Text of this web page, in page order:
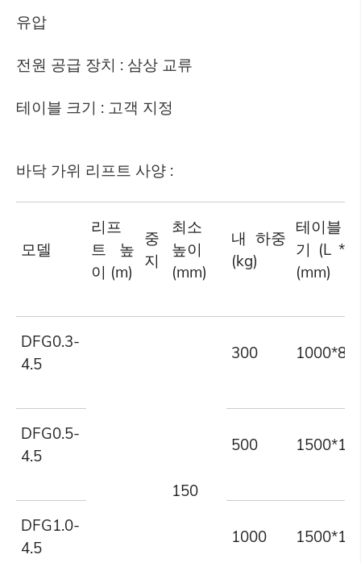
유압
전원 공급 장치 : 삼상 교류
테이블 크기 : 고객 지정
바닥 가위 리프트 사양 :
모델
리프
트 높
이 (m)
중
지
최소
높이
(mm)
내 하중
(kg)
테이블
기 (L *
(mm)
DFG0.3-
4.5
150
300
DFG0.5-
4.5
500
DFG1.0-
4.5
1000